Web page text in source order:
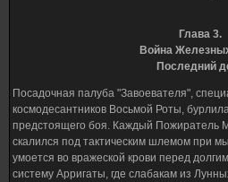
Глава 3.
Война
Последний
Посадочная палуба "Завоевателя",
космодесантников Восьмой Роты,
предстоящего боя. Каждый Пожиратель
скалился под тактическим шлемом при
умоется во вражеской крови перед
систему Арригаты, где слабакам из